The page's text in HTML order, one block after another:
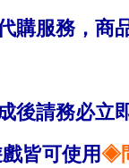
購服務，商
後請務必立
皆可使用◈